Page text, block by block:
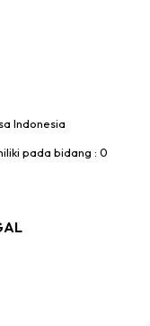
Indonesia
pada bidang : 0